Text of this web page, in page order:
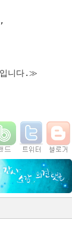
,
입니다.≫